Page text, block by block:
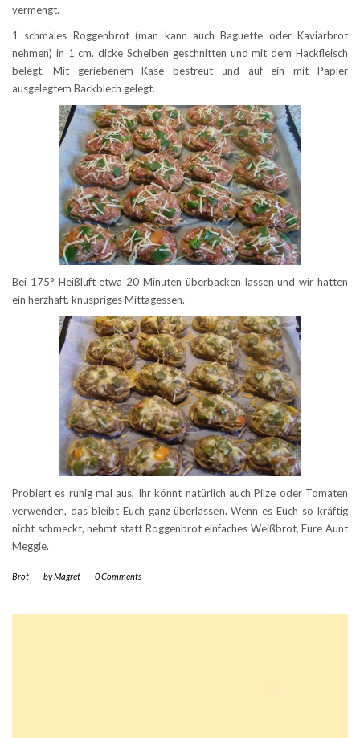
vermengt.
1 schmales Roggenbrot (man kann auch Baguette oder Kaviarbrot
nehmen) in 1 cm. dicke Scheiben geschnitten und mit dem Hackfleisch
belegt. Mit geriebenem Käse bestreut und auf ein mit Papier
ausgelegtem Backblech gelegt.
Bei 175° Heißluft etwa 20 Minuten überbacken lassen und wir hatten
ein herzhaft, knuspriges Mittagessen.
Probiert es ruhig mal aus, Ihr könnt natürlich auch Pilze oder Tomaten
verwenden, das bleibt Euch ganz überlassen. Wenn es Euch so kräftig
nicht schmeckt, nehmt statt Roggenbrot einfaches Weißbrot, Eure Aunt
Meggie.
Brot - byMagret - 0 Comments